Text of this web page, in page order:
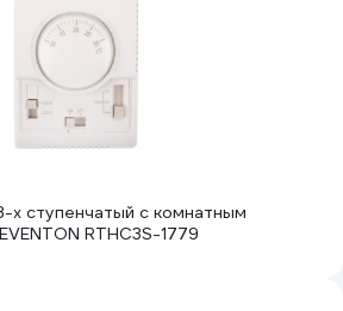
х ступенчатый с комнатным
RTHC3S-1779